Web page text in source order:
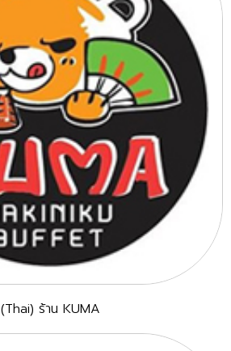
(Thai) ร้าน KUMA